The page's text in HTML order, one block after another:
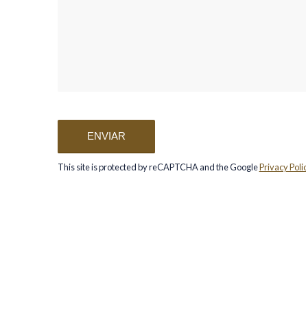
reCAPTCHA API. You are
contact form. Please try again
check your